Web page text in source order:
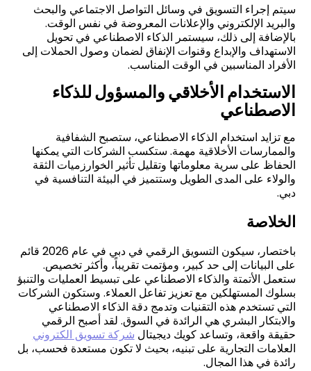
سيتم إجراء التسويق في وسائل التواصل الاجتماعي والبحث
والبريد الإلكتروني والإعلانات المعروضة في نفس الوقت.
بالإضافة إلى ذلك، سيستمر الذكاء الاصطناعي في تحويل
الاستهداف والإبداع وقنوات الإنفاق لضمان وصول الحملات إلى
الأفراد المناسبين في الوقت المناسب.
الاستخدام الأخلاقي والمسؤول للذكاء
الاصطناعي
مع تزايد استخدام الذكاء الاصطناعي، ستصبح الشفافية
والممارسات الأخلاقية مهمة. ستكسب الشركات التي يمكنها
الحفاظ على سرية معلوماتها وتقليل تأثير الخوارزميات الثقة
والولاء على المدى الطويل وستتميز في البيئة التنافسية في
دبي.
الخلاصة
باختصار، سيكون التسويق الرقمي في دبي في عام 2026 قائم
على البيانات إلى حد كبير، ومؤتمت تقريباً، وأكثر تخصيص.
ستعمل الأتمتة والذكاء الاصطناعي على تبسيط العمليات والتنبؤ
بسلوك المستهلكين مع تعزيز تفاعل العملاء. وستكون الشركات
التي تستخدم هذه التقنيات وتدمج دقة الذكاء الاصطناعي
والابتكار البشري هي الرائدة في السوق. لقد أصبح الرقمي
حقيقة واقعة، وتساعد كويك ديجيتال شركة تسويق الكتروني
العلامات التجارية على تبنيه، بحيث لا تكون مستعدة فحسب، بل
رائدة في هذا المجال.